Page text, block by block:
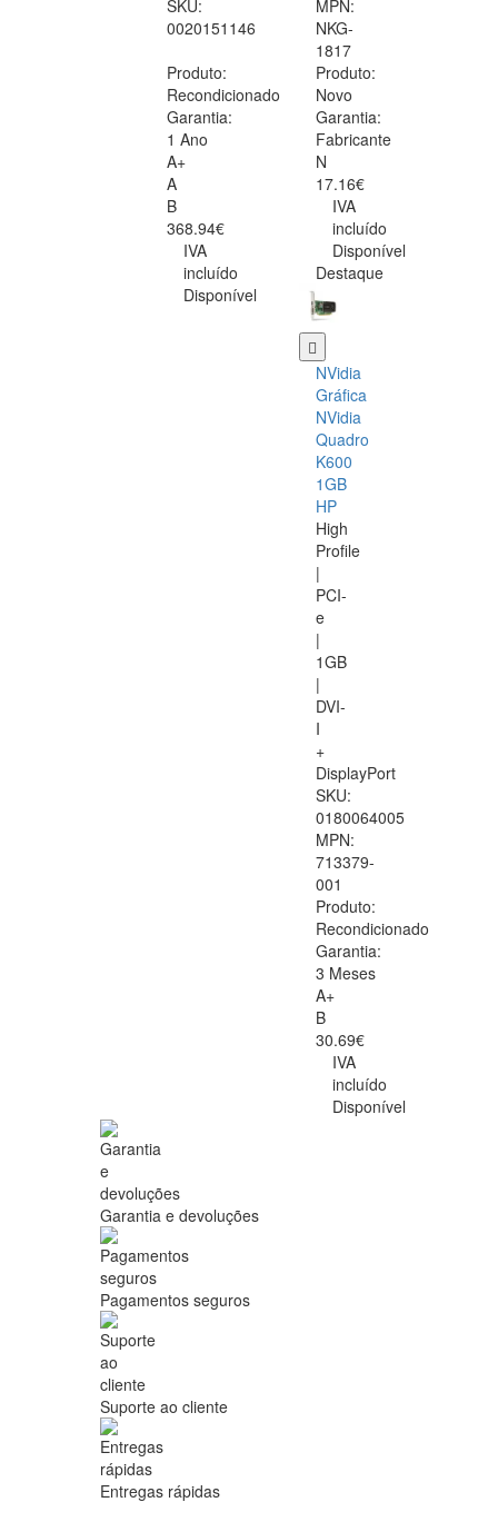
SKU:
0020151146
Produto:
Recondicionado
Garantia:
1 Ano
A+
A
B
368.94€
IVA
incluído
Disponível
MPN:
NKG-
1817
Produto:
Novo
Garantia:
Fabricante
N
17.16€
IVA
incluído
Disponível
Destaque
NVidia
Gráfica
NVidia
Quadro
K600
1GB
HP
High
Profile
|
PCI-
e
|
1GB
|
DVI-
I
+
DisplayPort
SKU:
0180064005
MPN:
713379-
001
Produto:
Recondicionado
Garantia:
3 Meses
A+
B
30.69€
IVA
incluído
Disponível
Garantia e devoluções
Pagamentos seguros
Suporte ao cliente
Entregas rápidas